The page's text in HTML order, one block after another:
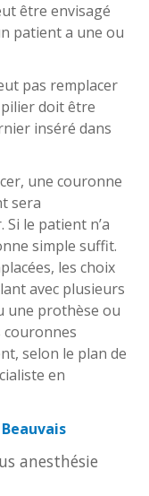
être envisagé
patient a une ou
pas remplacer
doit être
inséré dans
une couronne
sera
le patient n’a
simple suffit.
les choix
avec plusieurs
une prothèse ou
couronnes
selon le plan de
en
anesthésie